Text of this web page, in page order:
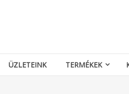
ÜZLETEINK TERMÉKEK